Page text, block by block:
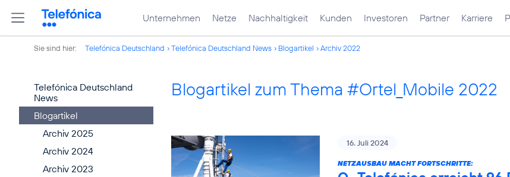
Unternehmen Netze Nachhaltigkeit Kunden Investoren Partner Karriere
Sie sind hier: Telefónica Deutschland Telefónica Deutschland News Blogartikel Archiv 2022
Telefónica Deutschland
News
Blogartikel
Archiv 2025
Archiv 2024
Archiv 2023
Blogartikel zum Thema #Ortel_Mobile 2022
16. Juli 2024
NETZAUSBAU MACHT FORTSCHRITTE: